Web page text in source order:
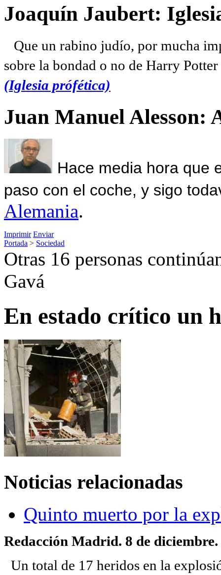
Joaquín Jaubert:
Que un rabino judío, por mucha
sobre la bondad o no de Harry
(Iglesia prófética)
Juan Manuel Alesson:
Hace media hora que
paso con el coche, y sigo
Alemania.
Imprimir Enviar
Portada > Sociedad
Otras 16 personas
Gavá
En estado crítico un
Noticias relacionadas
Quinto muerto por la
Redacción Madrid. 8 de diciembre.
Un total de 17 heridos en la